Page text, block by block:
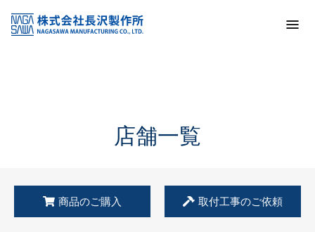
KSS加盟店・取扱店情報
店舗一覧
店舗一覧
商品のご購入 取付工事のご依頼